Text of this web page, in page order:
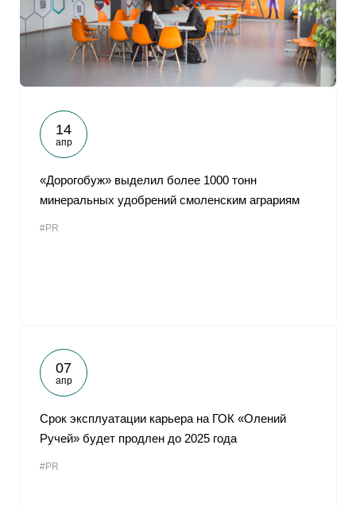
14
апр
«Дорогобуж» выделил более 1000 тонн
минеральных удобрений смоленским аграриям
#PR
07
апр
Срок эксплуатации карьера на ГОК «Олений
Ручей» будет продлен до 2025 года
#PR